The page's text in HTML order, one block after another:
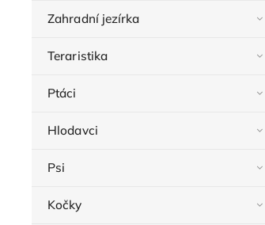
Zahradní jezírka
Teraristika
Ptáci
Hlodavci
Psi
Kočky